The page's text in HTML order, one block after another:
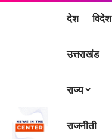
देश विदेश
उत्तराखंड
राज्य
राजनीती